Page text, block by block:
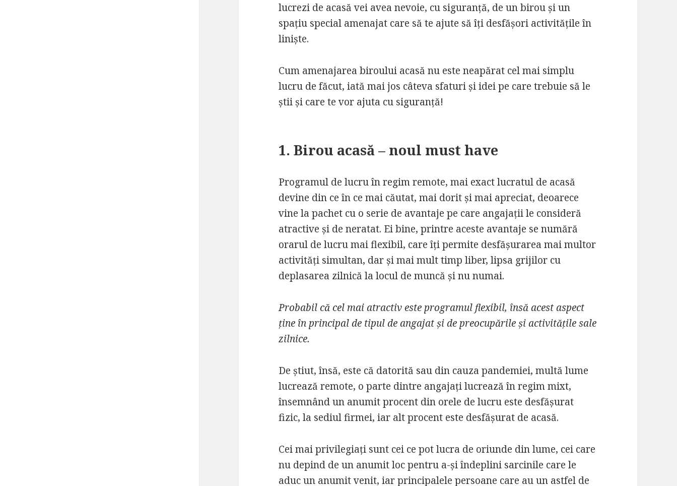
lucrezi de acasă vei avea nevoie, cu siguranță, de un birou și un
spațiu special amenajat care să te ajute să îți desfășori activitățile în
liniște.
Cum amenajarea biroului acasă nu este neapărat cel mai simplu
lucru de făcut, iată mai jos câteva sfaturi și idei pe care trebuie să le
știi și care te vor ajuta cu siguranță!
1. Birou acasă – noul must have
Programul de lucru în regim remote, mai exact lucratul de acasă
devine din ce în ce mai căutat, mai dorit și mai apreciat, deoarece
vine la pachet cu o serie de avantaje pe care angajații le consideră
atractive și de neratat. Ei bine, printre aceste avantaje se numără
orarul de lucru mai flexibil, care îți permite desfășurarea mai multor
activități simultan, dar și mai mult timp liber, lipsa grijilor cu
deplasarea zilnică la locul de muncă și nu numai.
Probabil că cel mai atractiv este programul flexibil, însă acest aspect
ține în principal de tipul de angajat și de preocupările și activitățile sale
zilnice.
De știut, însă, este că datorită sau din cauza pandemiei, multă lume
lucrează remote, o parte dintre angajați lucrează în regim mixt,
însemnând un anumit procent din orele de lucru este desfășurat
fizic, la sediul firmei, iar alt procent este desfășurat de acasă.
Cei mai privilegiați sunt cei ce pot lucra de oriunde din lume, cei care
nu depind de un anumit loc pentru a-și îndeplini sarcinile care le
aduc un anumit venit, iar principalele persoane care au un astfel de